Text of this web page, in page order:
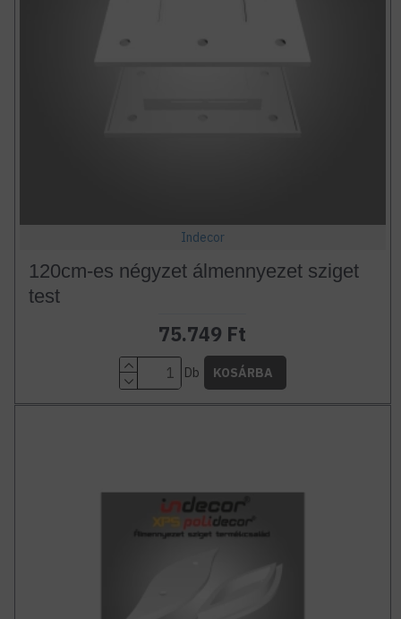
Indecor
120cm-es négyzet álmennyezet sziget
test
75.749 Ft
Db KOSÁRBA